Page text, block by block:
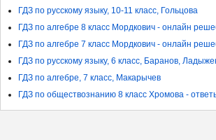
ГДЗ по русскому языку, 10-11 класс, Гольцова
ГДЗ по алгебре 8 класс Мордкович - онлайн
ГДЗ по алгебре 7 класс Мордкович - онлайн
ГДЗ по русскому языку, 6 класс, Баранов,
ГДЗ по алгебре, 7 класс, Макарычев
ГДЗ по обществознанию 8 класс Хромова -